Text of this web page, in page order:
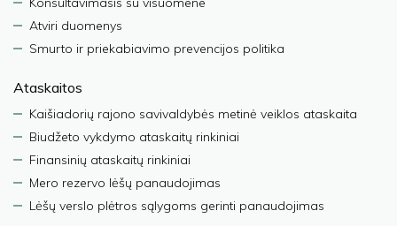
Atviri duomenys
Smurto ir priekabiavimo prevencijos politika
Ataskaitos
Kaišiadorių rajono savivaldybės metinė veiklos ataskaita
Biudžeto vykdymo ataskaitų rinkiniai
Finansinių ataskaitų rinkiniai
Mero rezervo lėšų panaudojimas
Lėšų verslo plėtros sąlygoms gerinti panaudojimas